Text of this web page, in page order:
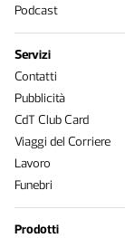
Podcast
Servizi
Contatti
Pubblicità
CdT Club Card
Viaggi del Corriere
Lavoro
Funebri
Prodotti